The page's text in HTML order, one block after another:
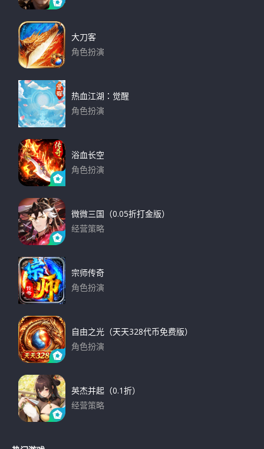
大刀客
角色扮演
热血江湖：觉醒
角色扮演
浴血长空
角色扮演
微微三国（0.05折打金版）
经营策略
宗师传奇
角色扮演
自由之光（天天328代币免费版）
角色扮演
英杰并起（0.1折）
经营策略